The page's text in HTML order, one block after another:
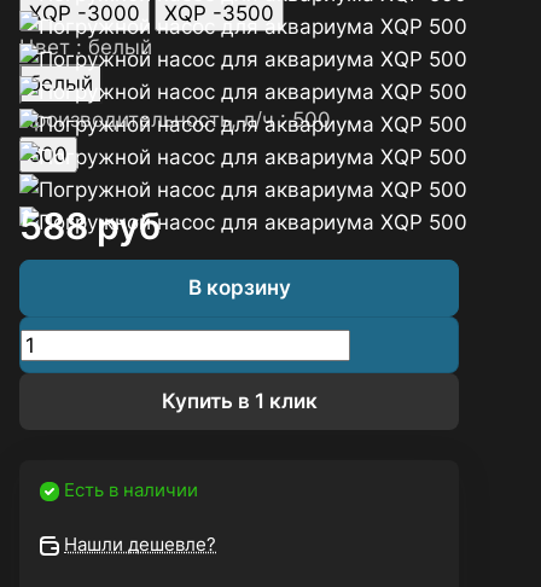
XQP -3000
XQP -3500
Цвет : белый
белый
Производительность, л/ч :500
500
588руб
В корзину
Купить в 1 клик
Есть в наличии
Нашли дешевле?